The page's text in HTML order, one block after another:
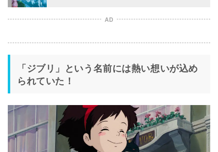
AD
「ジブリ」という名前には熱い想いが込め
られていた！